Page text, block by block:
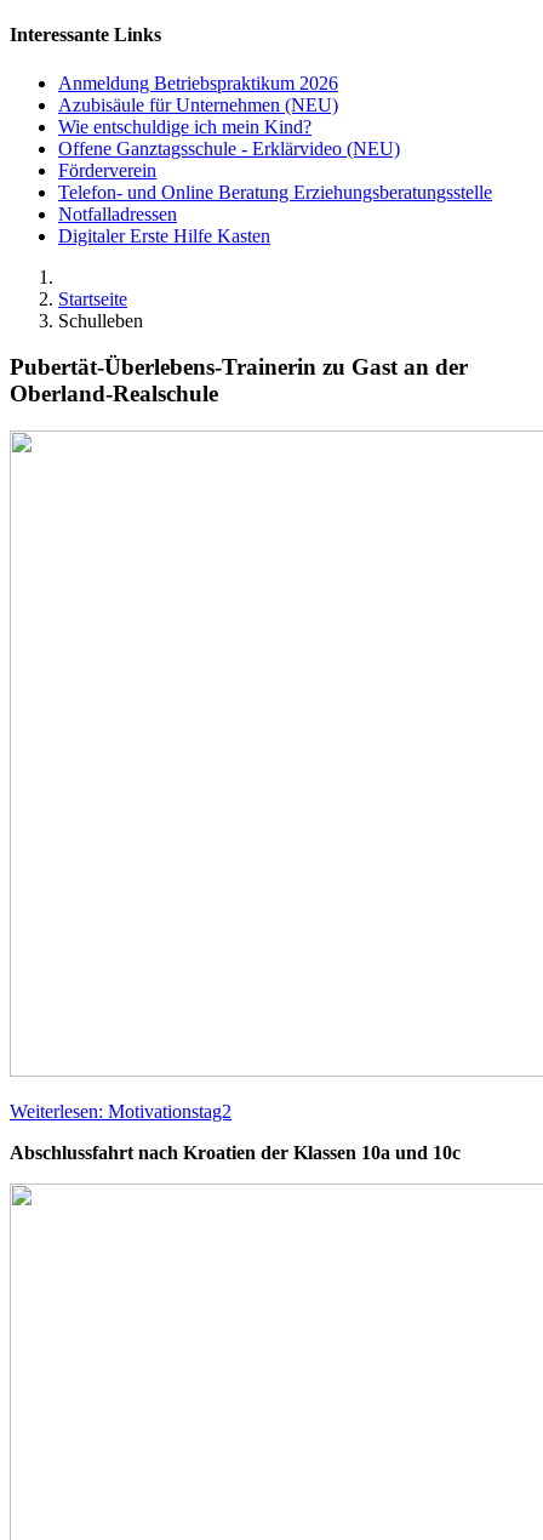
Interessante Links
Anmeldung Betriebspraktikum 2026
Azubisäule für Unternehmen (NEU)
Wie entschuldige ich mein Kind?
Offene Ganztagsschule - Erklärvideo (NEU)
Förderverein
Telefon- und Online Beratung Erziehungsberatungsstelle
Notfalladressen
Digitaler Erste Hilfe Kasten
Startseite
Schulleben
Pubertät-Überlebens-Trainerin zu Gast an der
Oberland-Realschule
Weiterlesen: Motivationstag2
Abschlussfahrt nach Kroatien der Klassen 10a und 10c